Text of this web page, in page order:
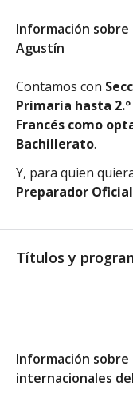
Información sobre
Agustín
Contamos con
Primaria hasta 2.º
Francés como
Bachillerato.
Y, para quien
Preparador
Títulos y
Información
internacionales